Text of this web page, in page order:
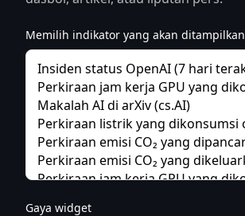
Memilih indikator yang akan ditampilkan
Gaya widget